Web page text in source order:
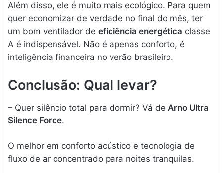
Além disso, ele é muito mais ecológico. Para quem
quer economizar de verdade no final do mês, ter
um bom ventilador de eficiência energética classe
A é indispensável. Não é apenas conforto, é
inteligência financeira no verão brasileiro.
Conclusão: Qual levar?
– Quer silêncio total para dormir? Vá de Arno Ultra
Silence Force.
O melhor em conforto acústico e tecnologia de
fluxo de ar concentrado para noites tranquilas.